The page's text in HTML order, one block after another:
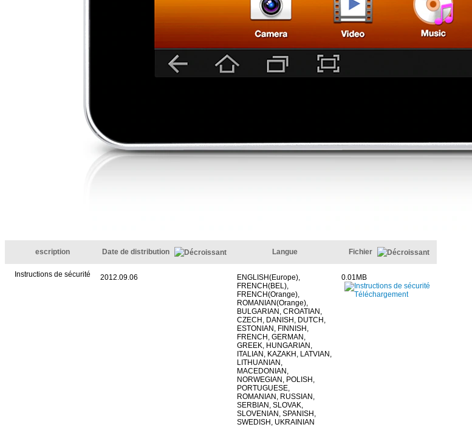
escription Date de distribution Langue Fichier
Instructions de sécurité 2012.09.06
ENGLISH(Europe),
FRENCH(BEL),
FRENCH(Orange),
ROMANIAN(Orange),
BULGARIAN, CROATIAN,
CZECH, DANISH, DUTCH,
ESTONIAN, FINNISH,
FRENCH, GERMAN,
GREEK, HUNGARIAN,
ITALIAN, KAZAKH, LATVIAN,
LITHUANIAN,
MACEDONIAN,
NORWEGIAN, POLISH,
PORTUGUESE,
ROMANIAN, RUSSIAN,
SERBIAN, SLOVAK,
SLOVENIAN, SPANISH,
SWEDISH, UKRAINIAN
0.01MB